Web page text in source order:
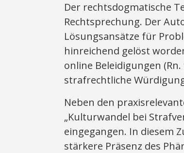
Der rechtsdogmatische
Rechtsprechung. Der
Lösungsansätze für
hinreichend gelöst
online Beleidigungen
strafrechtliche Würdigung
Neben den
„Kulturwandel bei
eingegangen. In diesem
stärkere Präsenz des